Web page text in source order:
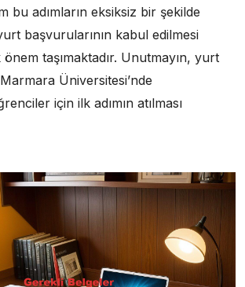
bu adımların eksiksiz bir şekilde
başvurularının kabul edilmesi
önem taşımaktadır. Unutmayın, yurt
Üniversitesi’nde
için ilk adımın atılması